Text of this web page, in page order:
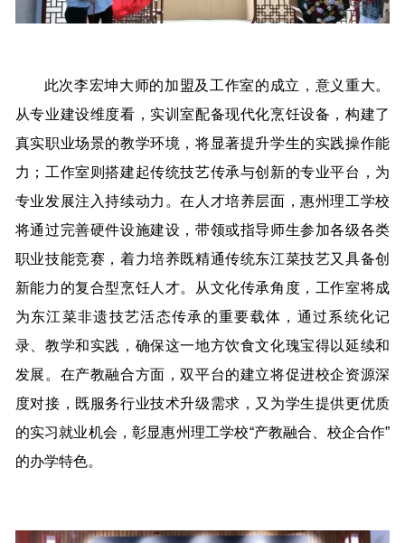
此次李宏坤大师的加盟及工作室的成立，意义重大。
从专业建设维度看，实训室配备现代化烹饪设备，构建了
真实职业场景的教学环境，将显著提升学生的实践操作能
力；工作室则搭建起传统技艺传承与创新的专业平台，为
专业发展注入持续动力。在人才培养层面，惠州理工学校
将通过完善硬件设施建设，带领或指导师生参加各级各类
职业技能竞赛，着力培养既精通传统东江菜技艺又具备创
新能力的复合型烹饪人才。从文化传承角度，工作室将成
为东江菜非遗技艺活态传承的重要载体，通过系统化记
录、教学和实践，确保这一地方饮食文化瑰宝得以延续和
发展。在产教融合方面，双平台的建立将促进校企资源深
度对接，既服务行业技术升级需求，又为学生提供更优质
的实习就业机会，彰显惠州理工学校“产教融合、校企合作”
的办学特色。